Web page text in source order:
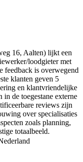
16, Aalten) lijkt een
loodgieter met
feedback is overwegend
klanten geven 5
en klantvriendelijke
in de toegestane externe
reviews zijn
over specialisaties
zoals planning,
totaalbeeld.